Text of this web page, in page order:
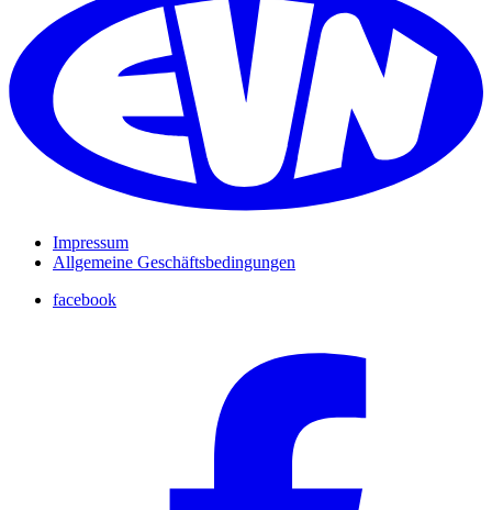
Impressum
Allgemeine Geschäftsbedingungen
facebook